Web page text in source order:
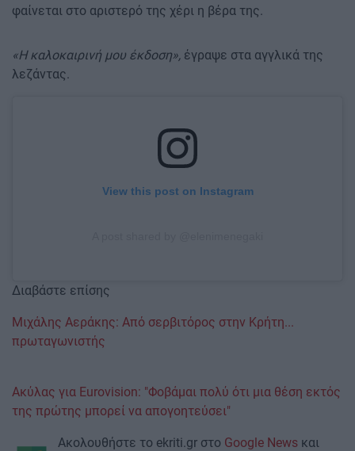
φαίνεται στο αριστερό της χέρι η βέρα της.
«Η καλοκαιρινή μου έκδοση», έγραψε στα αγγλικά της
λεζάντας.
View this post on Instagram
Διαβάστε επίσης
Μιχάλης Αεράκης: Από σερβιτόρος στην Κρήτη...
πρωταγωνιστής
Ακύλας για Eurovision: "Φοβάμαι πολύ ότι μια θέση εκτός
της πρώτης μπορεί να απογοητεύσει"
Ακολουθήστε το ekriti.gr στο Google News και